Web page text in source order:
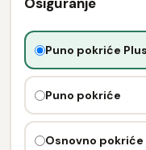
Puno pokriće Plus
Puno pokriće
Osnovno pokriće